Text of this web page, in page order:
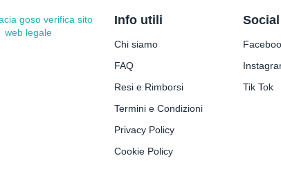
Info utili
Chi siamo
FAQ
Resi e Rimborsi
Termini e Condizioni
Privacy Policy
Cookie Policy
Social
Tik Tok